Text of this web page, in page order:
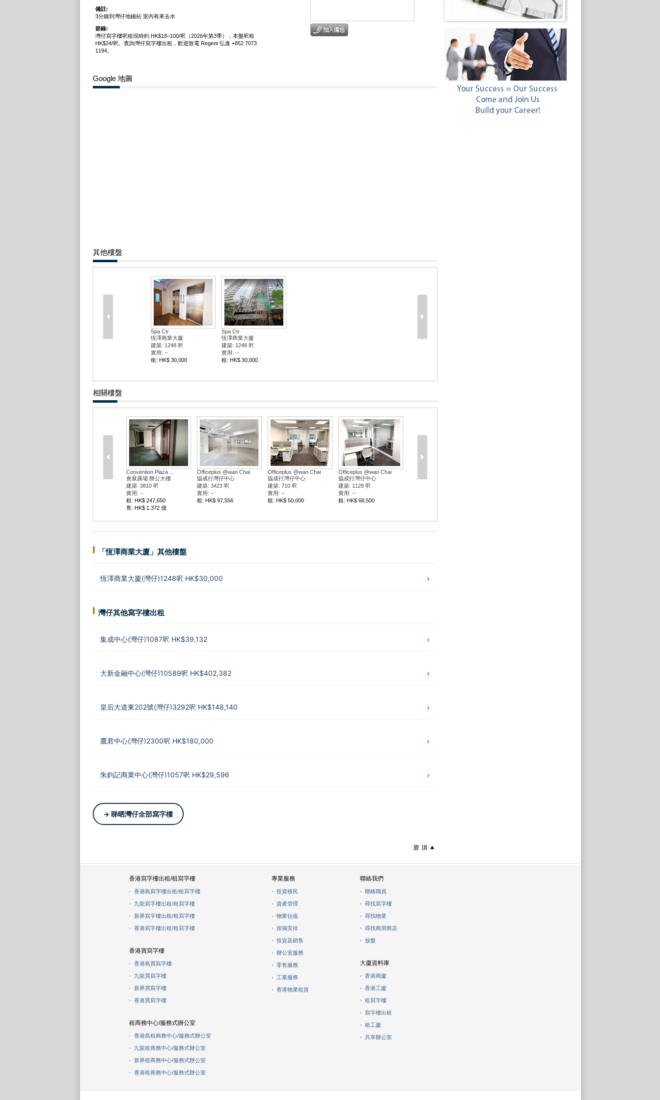
備註:
3分鐘到灣仔地鐵站 室內有來去水
節錄:
灣仔寫字樓呎租現時約 HK$18–100/呎（2026年第3季），本盤呎租
HK$24/呎。查詢灣仔寫字樓出租，歡迎致電 Regent 弘進 +852 7073
1194。
Google 地圖
其他樓盤
Spa Ctr
恆澤商業大廈
建築: 1248 呎
實用: --
租: HK$ 30,000
Spa Ctr
恆澤商業大廈
建築: 1248 呎
實用: --
租: HK$ 30,000
相關樓盤
Convention Plaza ...
會展廣場 辦公大樓
建築: 3810 呎
實用: --
租: HK$ 247,650
售: HK$ 1.372 億
Officeplus @wan Chai
協成行灣仔中心
建築: 3423 呎
實用: --
租: HK$ 97,556
Officeplus @wan Chai
協成行灣仔中心
建築: 710 呎
實用: --
租: HK$ 50,000
Officeplus @wan Chai
協成行灣仔中心
建築: 1128 呎
實用: --
租: HK$ 68,500
「恆澤商業大廈」其他樓盤
恆澤商業大廈(灣仔)1248呎 HK$30,000
灣仔其他寫字樓出租
集成中心(灣仔)1087呎 HK$39,132
大新金融中心(灣仔)10589呎 HK$402,382
皇后大道東202號(灣仔)3292呎 HK$148,140
鷹君中心(灣仔)2300呎 HK$180,000
朱鈞記商業中心(灣仔)1057呎 HK$29,596
→ 睇晒灣仔全部寫字樓
香港寫字樓出租/租寫字樓
香港島寫字樓出租/租寫字樓
九龍寫字樓出租/租寫字樓
新界寫字樓出租/租寫字樓
香港寫字樓出租/租寫字樓
香港買寫字樓
香港島買寫字樓
九龍買寫字樓
新界買寫字樓
香港買寫字樓
租商務中心/服務式辦公室
香港島租商務中心/服務式辦公室
九龍租商務中心/服務式辦公室
新界租商務中心/服務式辦公室
香港租商務中心/服務式辦公室
專業服務
投資移民
資產管理
物業估值
按揭安排
投資及銷售
辦公室服務
零售服務
工業服務
香港物業租賃
聯絡我們
聯絡職員
尋找寫字樓
尋找物業
尋找商用商店
放盤
大廈資料庫
香港商廈
香港工廈
租寫字樓
寫字樓出租
租工廈
共享辦公室